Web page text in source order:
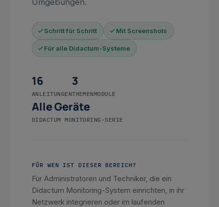
Schritt für Schritt Mit Screenshots
Für alle Didactum-Systeme
16
ANLEITUNGEN
3
THEMENMODULE
Alle Geräte
DIDACTUM MONITORING-SERIE
FÜR WEN IST DIESER BEREICH?
Für Administratoren und Techniker, die ein
Didactum Monitoring-System einrichten, in ihr
Netzwerk integrieren oder im laufenden